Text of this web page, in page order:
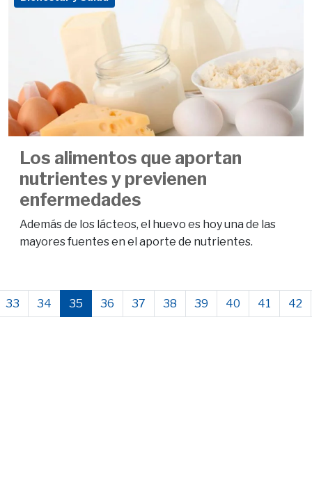
Los alimentos que aportan
nutrientes y previenen
enfermedades
Además de los lácteos, el huevo es hoy una de las
mayores fuentes en el aporte de nutrientes.
33 34 35 36 37 38 39 40 41 42